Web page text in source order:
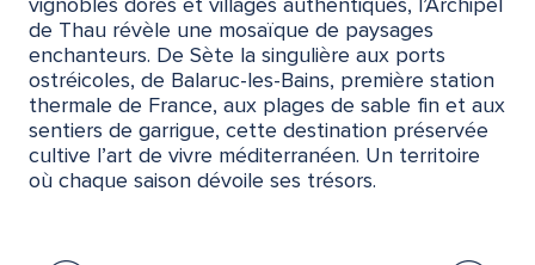
vignobles dorés et villages authentiques, l’Archipel
de Thau révèle une mosaïque de paysages
enchanteurs. De Sète la singulière aux ports
ostréicoles, de Balaruc-les-Bains, première station
thermale de France, aux plages de sable fin et aux
sentiers de garrigue, cette destination préservée
cultive l’art de vivre méditerranéen. Un territoire
où chaque saison dévoile ses trésors.